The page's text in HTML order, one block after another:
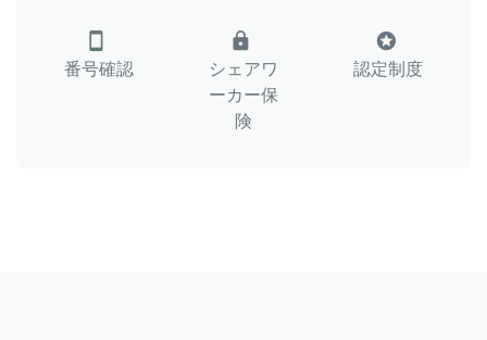
smartphone
番号確認
lock
シェアワ
ーカー保
険
stars
認定制度